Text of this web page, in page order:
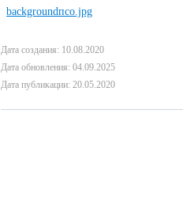
Дата создания: 10.08.2020
Дата обновления: 04.09.2025
Дата публикации: 20.05.2020